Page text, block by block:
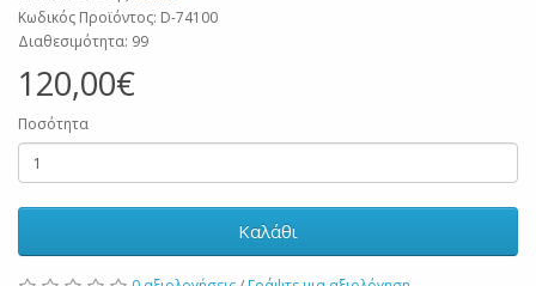
Κωδικός Προϊόντος: D-74100
Διαθεσιμότητα: 99
120,00€
Ποσότητα
Καλάθι